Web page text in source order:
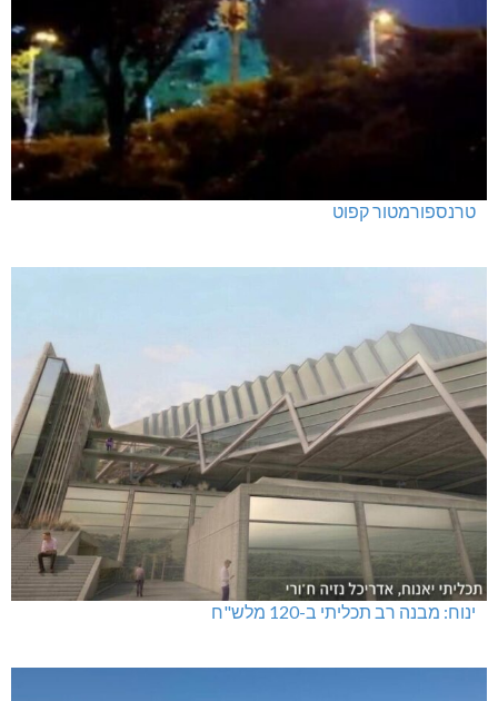
טרנספורמטור קפוט
ינוח: מבנה רב תכליתי ב-120 מלש"ח